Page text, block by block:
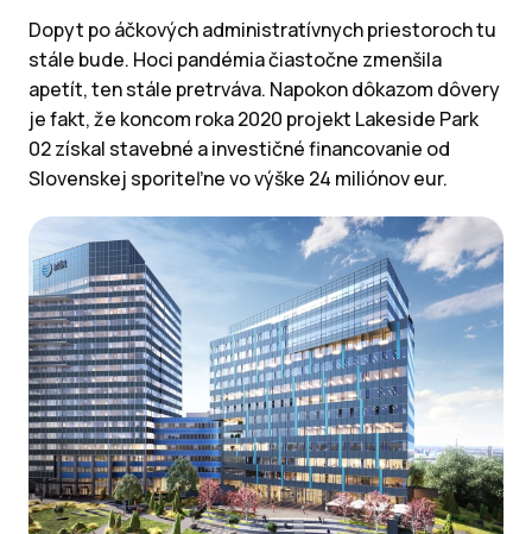
Dopyt po áčkových administratívnych priestoroch tu
stále bude. Hoci pandémia čiastočne zmenšila
apetít, ten stále pretrváva. Napokon dôkazom dôvery
je fakt, že koncom roka 2020 projekt Lakeside Park
02 získal stavebné a investičné financovanie od
Slovenskej sporiteľne vo výške 24 miliónov eur.